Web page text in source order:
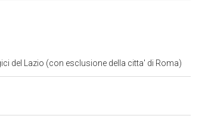
del Lazio (con esclusione della citta' di Roma)